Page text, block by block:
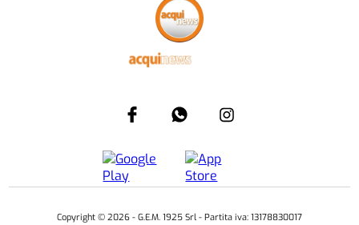
Copyright © 2026 - G.E.M. 1925 Srl - Partita iva: 13178830017